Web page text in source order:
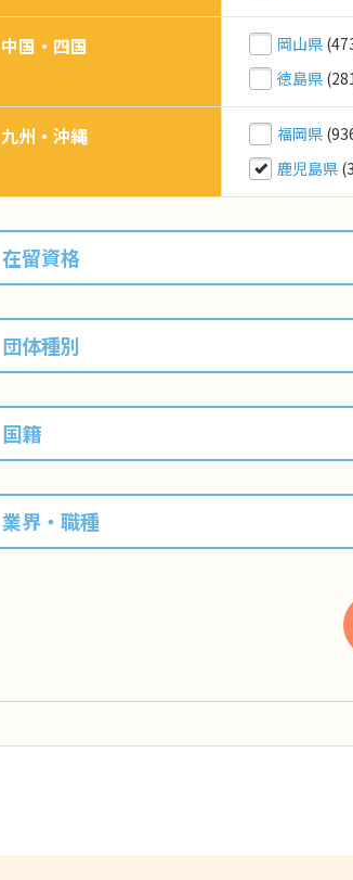
中国・四国 岡山県
徳島県
九州・沖縄 福岡県
鹿児島県
在留資格
団体種別
国籍
業界・職種